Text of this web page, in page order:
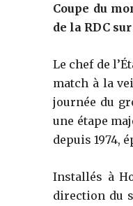
Coupe du
de la RDC
Le chef de
match à la
journée du
une étape
depuis 1974,
Installés à
direction du